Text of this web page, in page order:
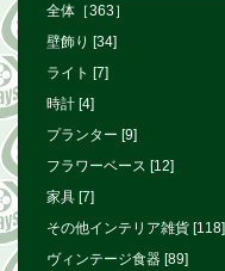
全体［363］
壁飾り [34]
ライト [7]
時計 [4]
プランター [9]
フラワーベース [12]
家具 [7]
その他インテリア雑貨 [118]
ヴィンテージ食器 [89]